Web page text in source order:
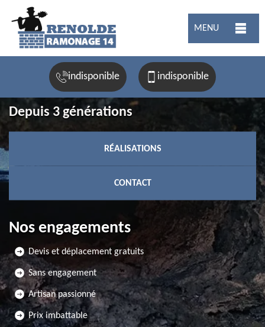
MENU
indisponible indisponible
Depuis 3 générations
RÉALISATIONS
CONTACT
Nos engagements
Devis et déplacement gratuits
Sans engagement
Artisan passionné
Prix imbattable